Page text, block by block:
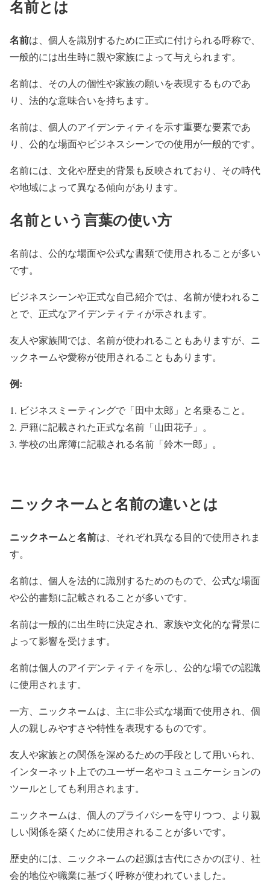
名前とは
名前は、個人を識別するために正式に付けられる呼称で、
一般的には出生時に親や家族によって与えられます。
名前は、その人の個性や家族の願いを表現するものであ
り、法的な意味合いを持ちます。
名前は、個人のアイデンティティを示す重要な要素であ
り、公的な場面やビジネスシーンでの使用が一般的です。
名前には、文化や歴史的背景も反映されており、その時代
や地域によって異なる傾向があります。
名前という言葉の使い方
名前は、公的な場面や公式な書類で使用されることが多い
です。
ビジネスシーンや正式な自己紹介では、名前が使われるこ
とで、正式なアイデンティティが示されます。
友人や家族間では、名前が使われることもありますが、ニ
ックネームや愛称が使用されることもあります。
例:
ビジネスミーティングで「田中太郎」と名乗ること。
戸籍に記載された正式な名前「山田花子」。
学校の出席簿に記載される名前「鈴木一郎」。
ニックネームと名前の違いとは
ニックネームと名前は、それぞれ異なる目的で使用されま
す。
名前は、個人を法的に識別するためのもので、公式な場面
や公的書類に記載されることが多いです。
名前は一般的に出生時に決定され、家族や文化的な背景に
よって影響を受けます。
名前は個人のアイデンティティを示し、公的な場での認識
に使用されます。
一方、ニックネームは、主に非公式な場面で使用され、個
人の親しみやすさや特性を表現するものです。
友人や家族との関係を深めるための手段として用いられ、
インターネット上でのユーザー名やコミュニケーションの
ツールとしても利用されます。
ニックネームは、個人のプライバシーを守りつつ、より親
しい関係を築くために使用されることが多いです。
歴史的には、ニックネームの起源は古代にさかのぼり、社
会的地位や職業に基づく呼称が使われていました。